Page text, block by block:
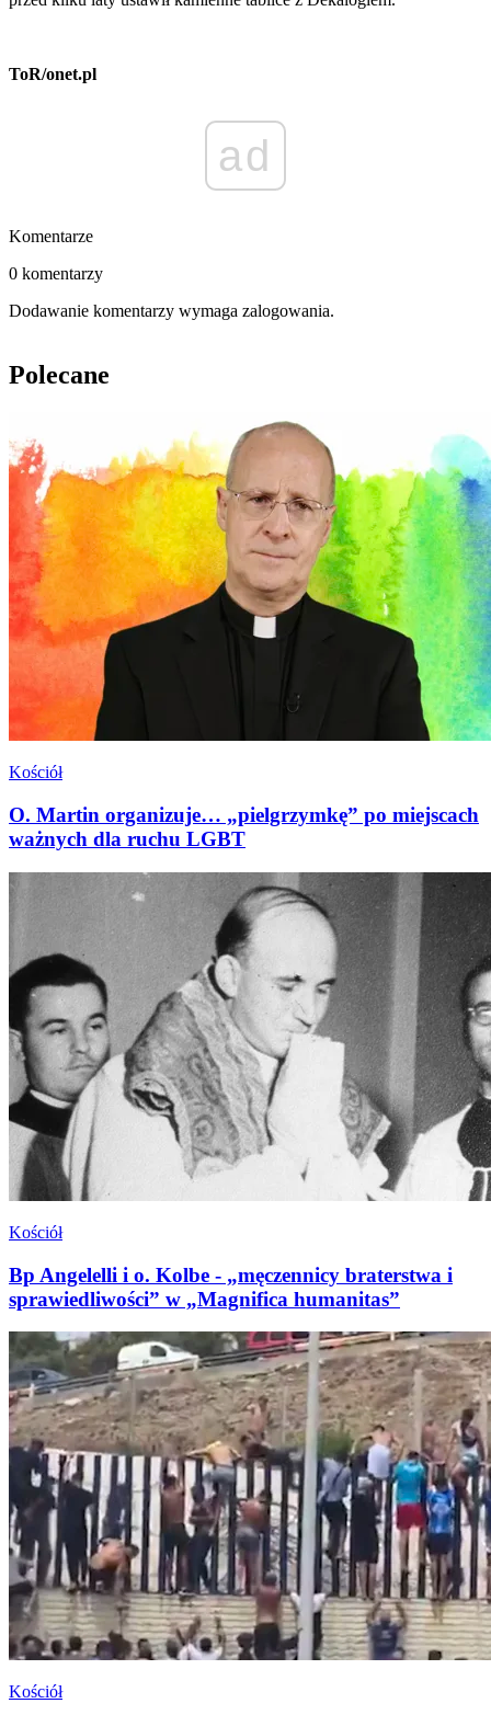
ToR/onet.pl
ad
Komentarze
0 komentarzy
Dodawanie komentarzy wymaga zalogowania.
Polecane
Kościół
O. Martin organizuje… „pielgrzymkę” po miejscach
ważnych dla ruchu LGBT
Kościół
Bp Angelelli i o. Kolbe - „męczennicy braterstwa i
sprawiedliwości” w „Magnifica humanitas”
Kościół